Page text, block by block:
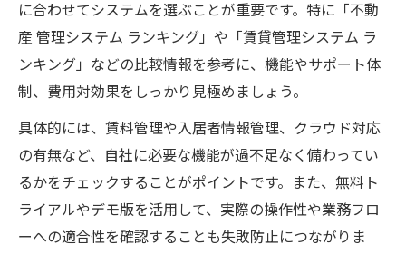
に合わせてシステムを選ぶことが重要です。特に「不動
産 管理システム ランキング」や「賃貸管理システム ラ
ンキング」などの比較情報を参考に、機能やサポート体
制、費用対効果をしっかり見極めましょう。
具体的には、賃料管理や入居者情報管理、クラウド対応
の有無など、自社に必要な機能が過不足なく備わってい
るかをチェックすることがポイントです。また、無料ト
ライアルやデモ版を活用して、実際の操作性や業務フロ
ーへの適合性を確認することも失敗防止につながりま